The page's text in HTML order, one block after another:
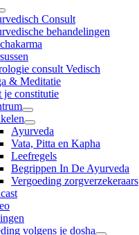
Consult
behandelingen
consult Vedisch
& Meditatie
je constitutie
Ayurveda
Vata, Pitta en Kapha
Leefregels
Begrippen In De Ayurveda
Vergoeding zorgverzekeraars
volgens je dosha